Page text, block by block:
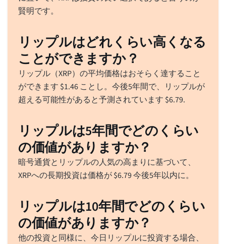
賢明です。
リップルはどれくらい高くなる
ことができますか？
リップル（XRP）の平均価格はおそらく達すること
ができます $1.46ことし。今後5年間で、リップルが
超える可能性があると予測されています $6.79.
リップルは5年間でどのくらい
の価値がありますか？
暗号通貨とリップルの人気の高まりに基づいて、
XRPへの長期投資は価格が$6.79今後5年以内に。
リップルは10年間でどのくらい
の価値がありますか？
他の投資と同様に、今日リップルに投資する場合、